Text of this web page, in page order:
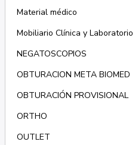
Material médico
Mobiliario Clínica y Laboratorio
NEGATOSCOPIOS
OBTURACION META BIOMED
OBTURACIÓN PROVISIONAL
ORTHO
OUTLET